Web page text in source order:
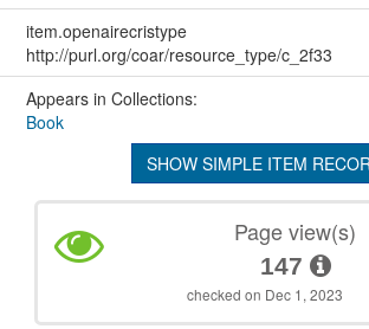
item.openairecristype
http://purl.org/coar/resource_type/c_2f33
Appears in Collections:
Book
SHOW SIMPLE ITEM
Page view(s)
147
checked on Dec 1, 2023